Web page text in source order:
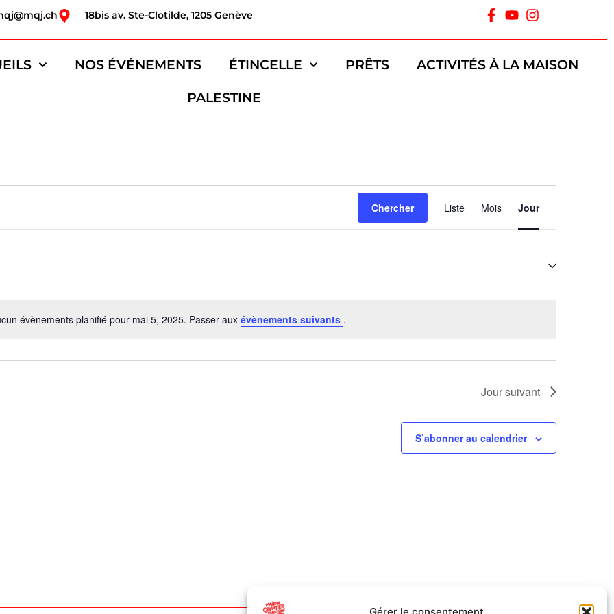
18bis av. Ste-Clotilde, 1205 Genève
NOS ÉVÉNEMENTS ÉTINCELLE PRÊTS ACTIVITÉS À LA MAISON
PALESTINE
Notice
évènements planifié pour mai 5, 2025. Passer aux évènements suivants .
Chercher
de
Évènement
Liste Mois Jour
Jour suivant
S’abonner au calendrier